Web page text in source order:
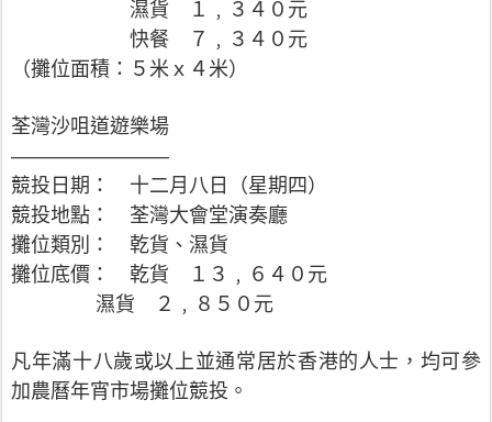
濕貨 １﹐３４０元
快餐 ７﹐３４０元
（攤位面積：５米ｘ４米）
荃灣沙咀道遊樂場
————————
競投日期： 十二月八日（星期四）
競投地點： 荃灣大會堂演奏廳
攤位類別： 乾貨、濕貨
攤位底價： 乾貨 １３﹐６４０元
濕貨 ２﹐８５０元
凡年滿十八歲或以上並通常居於香港的人士，均可參
加農曆年宵市場攤位競投。